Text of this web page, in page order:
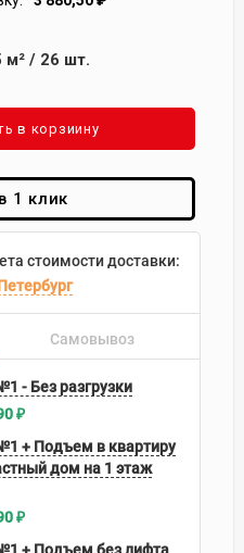
м² / 26 шт.
в корзиину
1 клик
стоимости доставки:
Самовывоз
- Без разгрузки
₽
+ Подъем в квартиру
дом на 1 этаж
₽